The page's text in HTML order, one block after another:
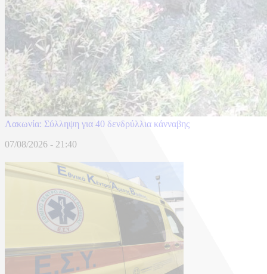
Λακωνία: Σύλληψη για 40 δενδρύλλια κάνναβης
07/08/2026 - 21:40